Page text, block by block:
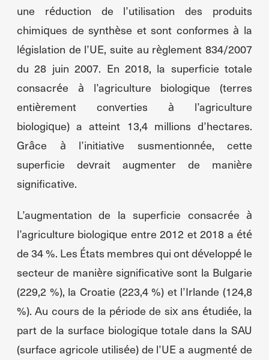
une réduction de l’utilisation des produits
chimiques de synthèse et sont conformes à la
législation de l’UE, suite au règlement 834/2007
du 28 juin 2007. En 2018, la superficie totale
consacrée à l’agriculture biologique (terres
entièrement converties à l’agriculture
biologique) a atteint 13,4 millions d’hectares.
Grâce à l’initiative susmentionnée, cette
superficie devrait augmenter de manière
significative.
L’augmentation de la superficie consacrée à
l’agriculture biologique entre 2012 et 2018 a été
de 34 %. Les États membres qui ont développé le
secteur de manière significative sont la Bulgarie
(229,2 %), la Croatie (223,4 %) et l’Irlande (124,8
%). Au cours de la période de six ans étudiée, la
part de la surface biologique totale dans la SAU
(surface agricole utilisée) de l’UE a augmenté de